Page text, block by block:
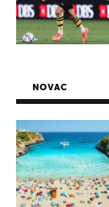
NOVAC